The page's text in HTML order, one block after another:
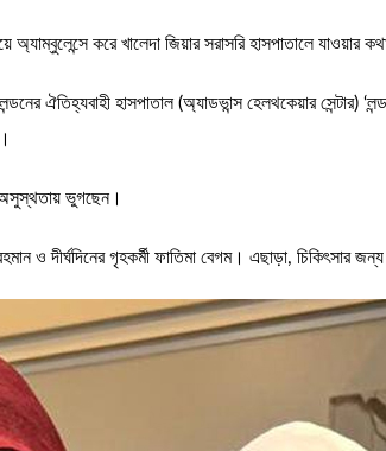
অ্যাম্বুলেন্সে করে খালেদা জিয়ার সরাসরি হাসপাতালে যাওয়ার
ঐতিহ্যবাহী হাসপাতাল (অ্যাডভান্স হেলথকেয়ার
অসুস্থতায় ভুগছেন।
ও দীর্ঘদিনের গৃহকর্মী ফাতিমা বেগম। এছাড়া,